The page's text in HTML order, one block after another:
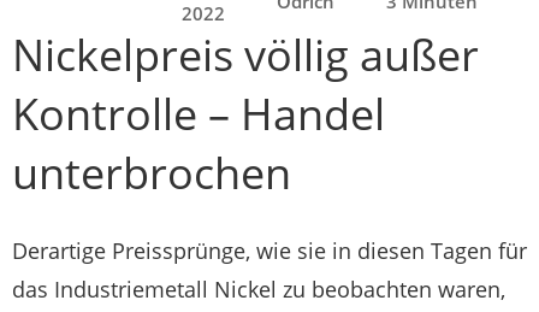
2022
Nickelpreis völlig außer
Kontrolle – Handel
unterbrochen
Derartige Preissprünge, wie sie in diesen Tagen für
das Industriemetall Nickel zu beobachten waren,